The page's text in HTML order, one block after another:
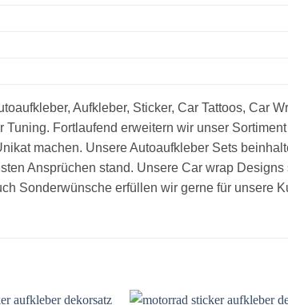
Aufkleber, Sticker, Car Tattoos, Car
Fortlaufend erweitern wir unser
machen. Unsere Autoaufkleber Sets
Ansprüchen stand. Unsere Car wrap Designs
Sonderwünsche erfüllen wir gerne für unsere